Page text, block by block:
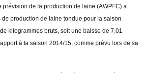
prévision de la production de laine (AWPFC) a
production de laine tondue pour la saison
kilogrammes bruts, soit une baisse de 7,01
à la saison 2014/15, comme prévu lors de sa